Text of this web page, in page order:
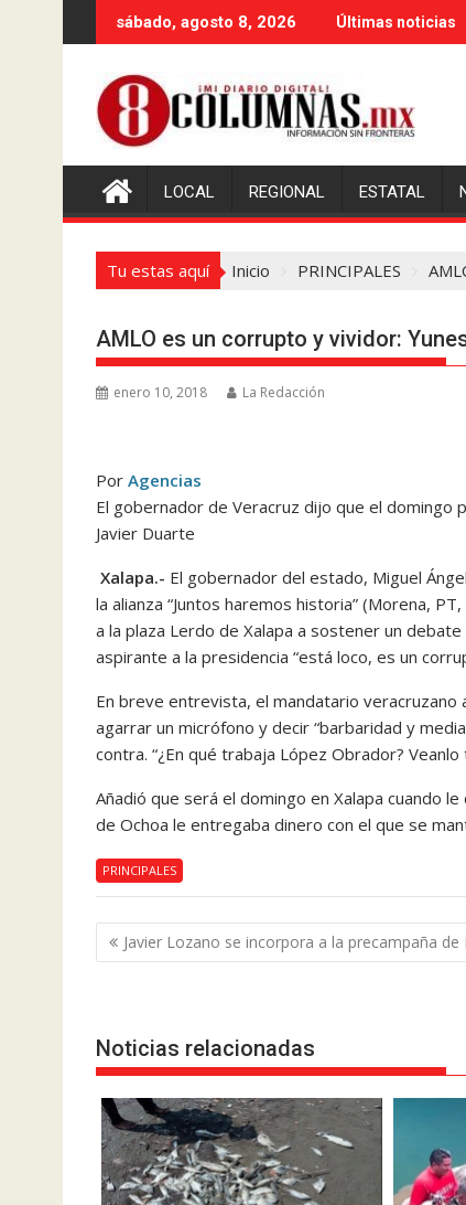
al
sábado, agosto 8, 2026 Últimas noticias
LOCAL REGIONAL ESTATAL
Tu estas aquí Inicio PRINCIPALES
AMLO es un corrupto y vividor:
enero 10, 2018 La Redacción
Por Agencias
El gobernador de Veracruz dijo que el domingo
Javier Duarte
Xalapa.- El gobernador del estado, Miguel
la alianza “Juntos haremos historia” (Morena,
a la plaza Lerdo de Xalapa a sostener un
aspirante a la presidencia “está loco, es un
En breve entrevista, el mandatario
agarrar un micrófono y decir “barbaridad y
contra. “¿En qué trabaja López Obrador?
Añadió que será el domingo en Xalapa cuando
de Ochoa le entregaba dinero con el que se
PRINCIPALES
Navegación
de
Javier Lozano se incorpora a la precampaña de
Noticias relacionadas